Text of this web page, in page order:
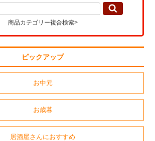
商品カテゴリー複合検索>
ピックアップ
お中元
お歳暮
居酒屋さんにおすすめ